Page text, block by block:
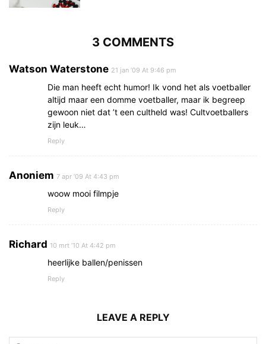
3 COMMENTS
Watson Waterstone 21 jan ’09 At 9:46 pm
Die man heeft echt humor! Ik vond het als voetballer
altijd maar een domme voetballer, maar ik begreep
gewoon niet dat ’t een cultheld was! Cultvoetballers
zijn leuk…
Reply
Anoniem 7 apr ’09 At 4:43 pm
woow mooi filmpje
Reply
Richard 10 mrt ’10 At 4:42 pm
heerlijke ballen/penissen
Reply
LEAVE A REPLY